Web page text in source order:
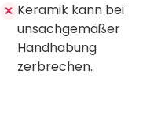
✕ Keramik kann bei
unsachgemäßer
Handhabung
zerbrechen.